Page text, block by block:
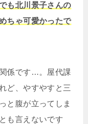
も北川景子さんの
ちゃ可愛かったで
係です…。屋代課
ど、やすやすと三
と腹が立ってしま
も言えないです